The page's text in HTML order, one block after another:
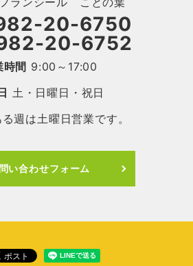
20-6750
20-6752
時間 9:00～17:00
土・日曜日・祝日
週は土曜日営業です。
い合わせフォーム